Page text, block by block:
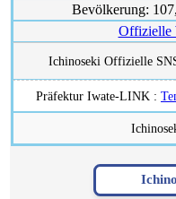
Bevölkerung:
Offizielle
Ichinoseki Offizielle
Präfektur Iwate-LINK :